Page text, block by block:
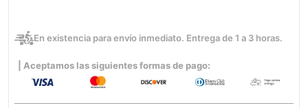
En existencia para envío inmediato. Entrega de 1 a 3 horas.
| Aceptamos las siguientes formas de pago: